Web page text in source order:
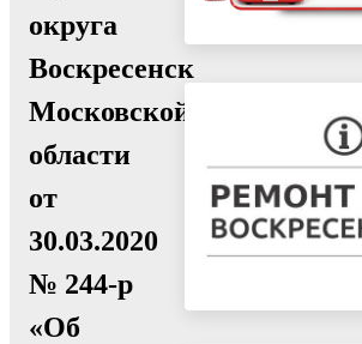
округа
Воскресенск
Московской
области
от
30.03.2020
№ 244-р
«Об